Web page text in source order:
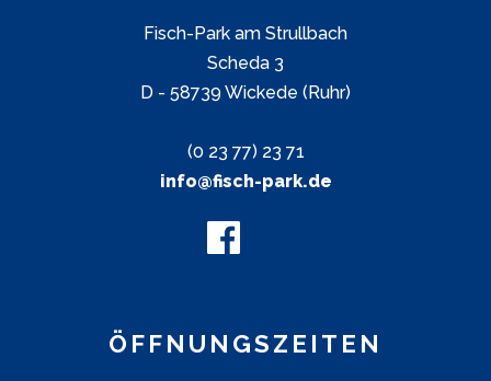
Fisch-Park am Strullbach
Scheda 3
D - 58739 Wickede (Ruhr)
(0 23 77) 23 71
info@fisch-park.de
ÖFFNUNGSZEITEN